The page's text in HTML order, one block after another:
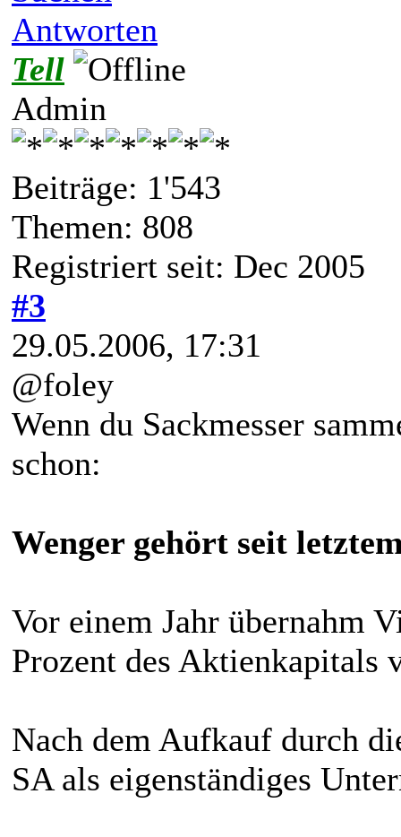
Antworten
Tell
Admin
Beiträge: 1'543
Themen: 808
Registriert seit: Dec 2005
#3
29.05.2006, 17:31
@foley
Wenn du Sackmesser
schon:
Wenger gehört seit
Vor einem Jahr übernahm
Prozent des Aktienkapitals
Nach dem Aufkauf durch
SA als eigenständiges